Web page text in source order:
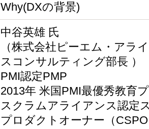
Why(DXの背景)
中谷英雄 氏
（株式会社ピーエム・ア
スコンサルティング部長 ）
PMI認定PMP
2013年 米国PMI最優秀教育
スクラムアライアンス認定
プロダクトオーナー（